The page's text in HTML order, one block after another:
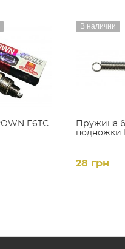
E6ТС
Пружина
подножки
В наличии
28 грн